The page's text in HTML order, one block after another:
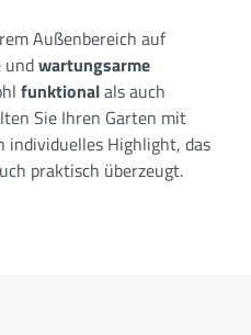
Außenbereich auf
undwartungsarme
funktionalals auch
Sie Ihren Garten mit
individuelles Highlight, das
praktisch überzeugt.